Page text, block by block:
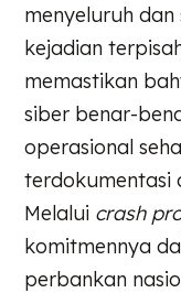
menyeluruh
kejadian
memastikan
siber benar-
operasional
terdokumentasi
Melalui crash
komitmennya
perbankan